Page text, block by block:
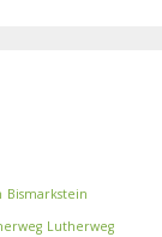
Bismarkstein
Lutherweg